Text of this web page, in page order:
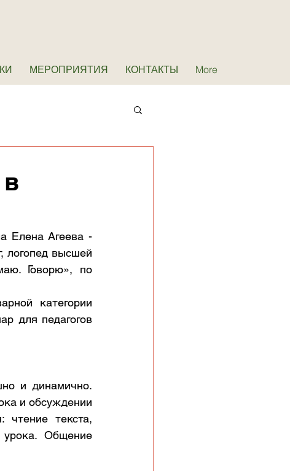
МЕРОПРИЯТИЯ КОНТАКТЫ More
Елена Агеева -
логопед высшей
Говорю», по
категории
для педагогов
и динамично.
и обсуждении
чтение текста,
Общение